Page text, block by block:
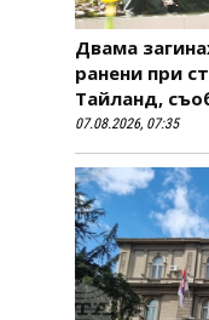
Двама
ранени при
Тайланд,
07.08.2026, 07:35